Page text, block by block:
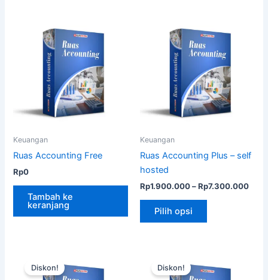
Keuangan
Ruas Accounting Free
Rp0
Tambah ke
keranjang
Keuangan
Ruas Accounting Plus – self
hosted
Rp1.900.000–Rp7.300.000
Pilih opsi
Produk
Pilihan
Diskon! Diskon!